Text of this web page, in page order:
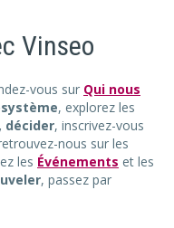
Vinseo
vous sur Qui nous
, explorez les
décider, inscrivez-vous
nous sur les
les Événements et les
, passez par